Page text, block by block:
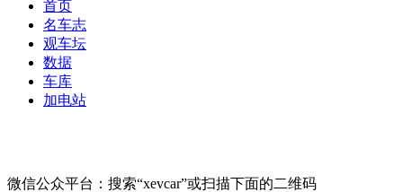
首页
名车志
观车坛
数据
车库
加电站
微信公众平台：搜索“xevcar”或扫描下面的二维码